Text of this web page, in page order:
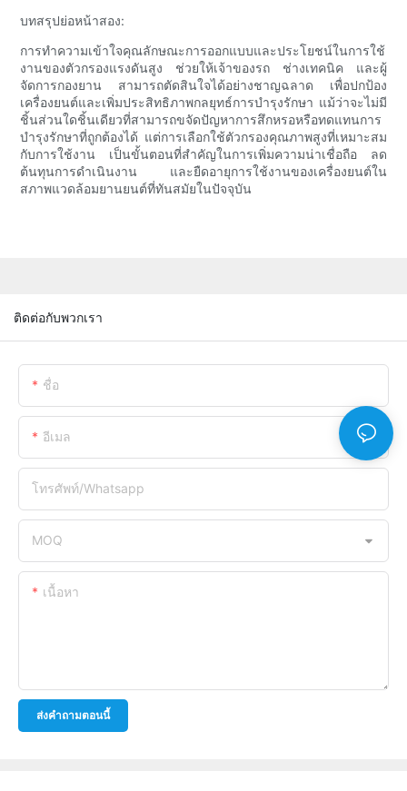
บทสรุปย่อหน้าสอง:
การทำความเข้าใจคุณลักษณะการออกแบบและประโยชน์ในการใช้
งานของตัวกรองแรงดันสูง ช่วยให้เจ้าของรถ ช่างเทคนิค และผู้
จัดการกองยาน สามารถตัดสินใจได้อย่างชาญฉลาด เพื่อปกป้อง
เครื่องยนต์และเพิ่มประสิทธิภาพกลยุทธ์การบำรุงรักษา แม้ว่าจะไม่มี
ชิ้นส่วนใดชิ้นเดียวที่สามารถขจัดปัญหาการสึกหรอหรือทดแทนการ
บำรุงรักษาที่ถูกต้องได้ แต่การเลือกใช้ตัวกรองคุณภาพสูงที่เหมาะสม
กับการใช้งาน เป็นขั้นตอนที่สำคัญในการเพิ่มความน่าเชื่อถือ ลด
ต้นทุนการดำเนินงาน และยืดอายุการใช้งานของเครื่องยนต์ใน
สภาพแวดล้อมยานยนต์ที่ทันสมัยในปัจจุบัน
ติดต่อกับพวกเรา
ชื่อ
อีเมล
โทรศัพท์/whatsapp
MOQ
เนื้อหา
ส่งคำถามตอนนี้